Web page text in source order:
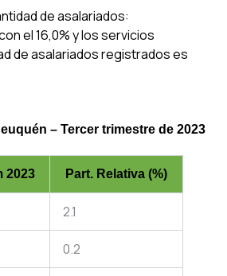
de asalariados:
el 16,0% y los servicios
de asalariados registrados es
– Tercer trimestre de 2023
2023 Part. Relativa (%)
2.1
0.2